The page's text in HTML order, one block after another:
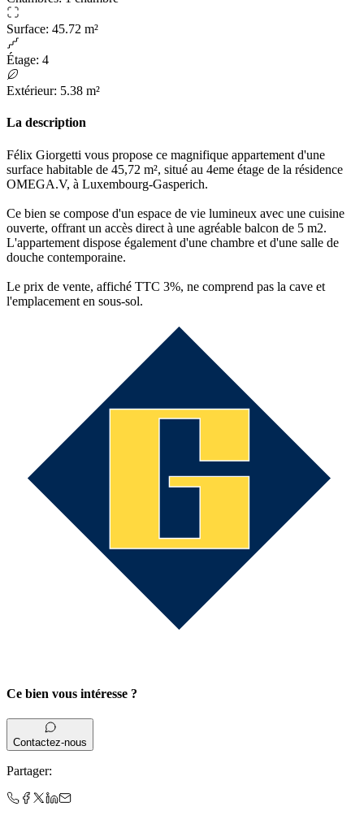
Surface: 45.72 m²
Étage: 4
Extérieur: 5.38 m²
La description
Félix Giorgetti vous propose ce magnifique appartement d'une
surface habitable de 45,72 m², situé au 4eme étage de la résidence
OMEGA.V, à Luxembourg-Gasperich.
Ce bien se compose d'un espace de vie lumineux avec une cuisine
ouverte, offrant un accès direct à une agréable balcon de 5 m2.
L'appartement dispose également d'une chambre et d'une salle de
douche contemporaine.
Le prix de vente, affiché TTC 3%, ne comprend pas la cave et
l'emplacement en sous-sol.
Ce bien vous intéresse ?
Contactez-nous
Partager: